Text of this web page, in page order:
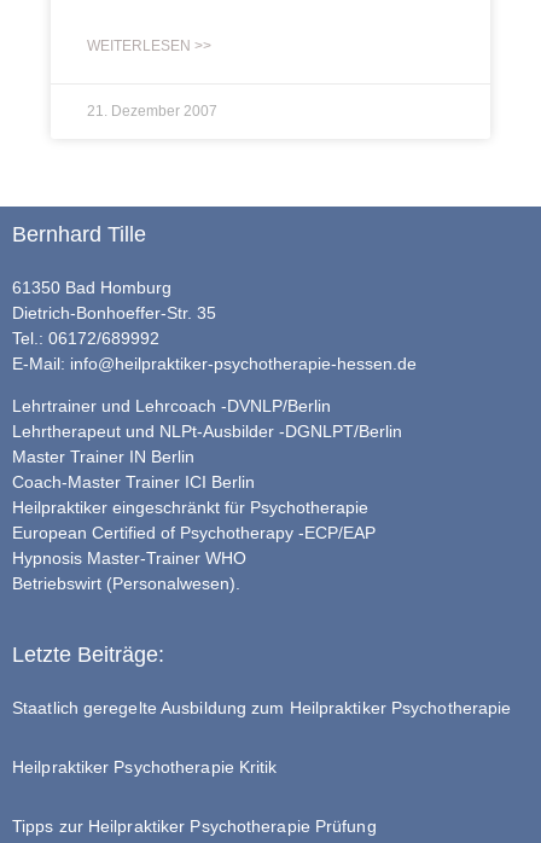
WEITERLESEN >>
21. Dezember 2007
Bernhard Tille
61350 Bad Homburg
Dietrich-Bonhoeffer-Str. 35
Tel.: 06172/689992
E-Mail: info@heilpraktiker-psychotherapie-hessen.de
Lehrtrainer und Lehrcoach -DVNLP/Berlin
Lehrtherapeut und NLPt-Ausbilder -DGNLPT/Berlin
Master Trainer IN Berlin
Coach-Master Trainer ICI Berlin
Heilpraktiker eingeschränkt für Psychotherapie
European Certified of Psychotherapy -ECP/EAP
Hypnosis Master-Trainer WHO
Betriebswirt (Personalwesen).
Letzte Beiträge:
Staatlich geregelte Ausbildung zum Heilpraktiker Psychotherapie
Heilpraktiker Psychotherapie Kritik
Tipps zur Heilpraktiker Psychotherapie Prüfung